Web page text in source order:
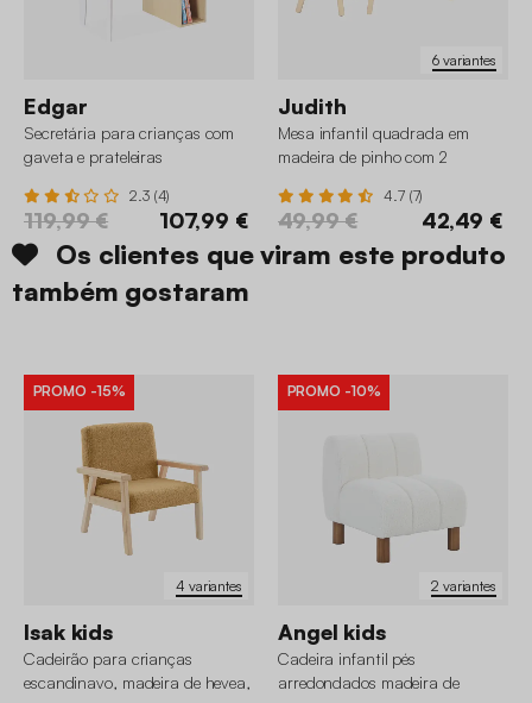
Edgar
Secretária para crianças com
gaveta e prateleiras
2.3 (4)
119,99 € 107,99 €
6 variantes
Judith
Mesa infantil quadrada em
madeira de pinho com 2
4.7 (7)
49,99 € 42,49 €
Os clientes que viram este produto
também gostaram
4 variantes
PROMO -15%
Isak kids
Cadeirão para crianças
escandinavo, madeira de hevea,
2 variantes
PROMO -10%
Angel kids
Cadeira infantil pés
arredondados madeira de